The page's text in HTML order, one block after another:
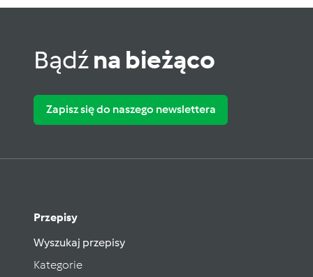
Bądźna bieżąco
Zapisz się do naszego newslettera
Przepisy
Wyszukaj przepisy
Kategorie